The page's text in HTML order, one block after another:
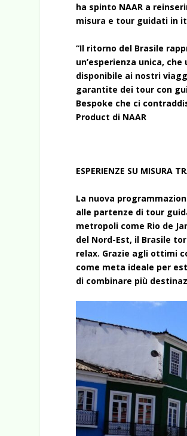
ha spinto NAAR a
misura e tour guidati in
“Il ritorno del Brasile
un’esperienza unica,
disponibile ai nostri
garantite dei tour con
Bespoke che ci
Product di NAAR
ESPERIENZE SU MISURA
La nuova
alle partenze di tour
metropoli come Rio de
del Nord-Est, il Brasile
relax. Grazie agli ottimi
come meta ideale per
di combinare più